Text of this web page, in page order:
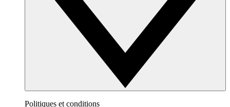
Politiques et conditions